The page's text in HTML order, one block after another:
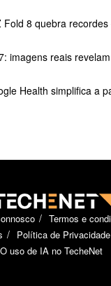
Fold 8 quebra
imagens reais
Health simplifica a
Termos e
Política de Privacidade
O uso de IA no TecheNet